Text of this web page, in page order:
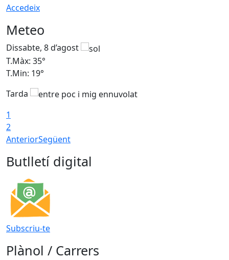
Accedeix
Meteo
Dissabte, 8 d’agost
T.Màx: 35°
T.Min: 19°
Tarda
1
2
AnteriorSegüent
Butlletí digital
Subscriu-te
Plànol / Carrers